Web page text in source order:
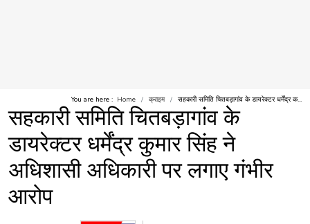
You are here : Home क्राइम सहकारी समिति चितबड़ागांव के डायरेक्टर धर्मेंद्र क...
सहकारी समिति चितबड़ागांव के
डायरेक्टर धर्मेंद्र कुमार सिंह ने
अधिशासी अधिकारी पर लगाए गंभीर
आरोप